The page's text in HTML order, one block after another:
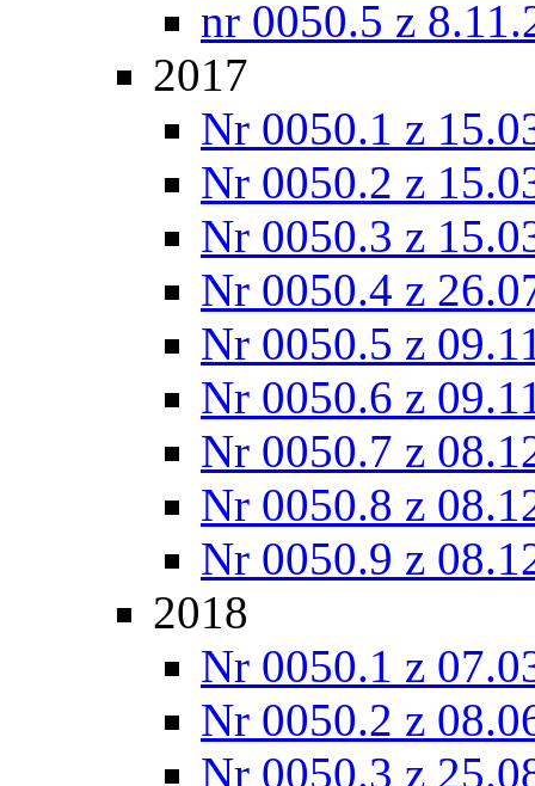
nr 0050.5 z
2017
Nr 0050.1 z
Nr 0050.2 z
Nr 0050.3 z
Nr 0050.4 z
Nr 0050.5 z
Nr 0050.6 z
Nr 0050.7 z
Nr 0050.8 z
Nr 0050.9 z
2018
Nr 0050.1 z
Nr 0050.2 z
Nr 0050.3 z